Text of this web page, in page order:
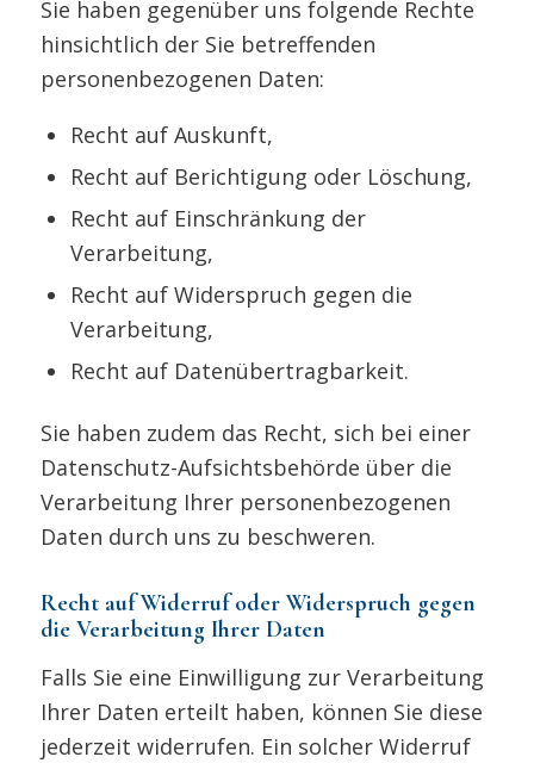
Sie haben gegenüber uns folgende Rechte
hinsichtlich der Sie betreffenden
personenbezogenen Daten:
Recht auf Auskunft,
Recht auf Berichtigung oder Löschung,
Recht auf Einschränkung der
Verarbeitung,
Recht auf Widerspruch gegen die
Verarbeitung,
Recht auf Datenübertragbarkeit.
Sie haben zudem das Recht, sich bei einer
Datenschutz-Aufsichtsbehörde über die
Verarbeitung Ihrer personenbezogenen
Daten durch uns zu beschweren.
Recht auf Widerruf oder Widerspruch gegen
die Verarbeitung Ihrer Daten
Falls Sie eine Einwilligung zur Verarbeitung
Ihrer Daten erteilt haben, können Sie diese
jederzeit widerrufen. Ein solcher Widerruf